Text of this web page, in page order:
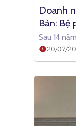
Doanh
Bản: Bệ
vọng
20/07/
Sau 14
(startup) 6